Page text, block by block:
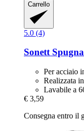
Carrello
5.0 (4)
SonettSpugna
Per acciaio
Realizzata
Lavabile a
€ 3,59
Consegna entro il